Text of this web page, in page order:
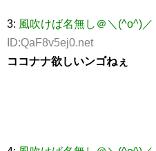
3: 風吹けば名無し＠＼(^o^)／
ID:QaF8v5ej0.net
ココナナ欲しいンゴねぇ